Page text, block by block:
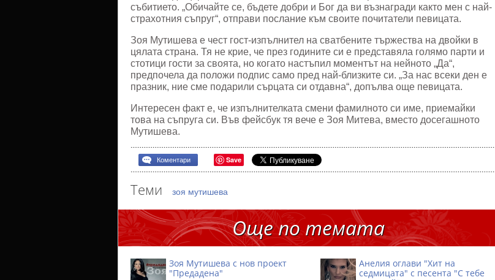
събитието. „Обичайте се, бъдете добри и Бог да ви възнагради както мен с най-
страхотния съпруг“, отправи послание към своите почитатели певицата.
Зоя Мутишева е чест гост-изпълнител на сватбените тържества на двойки в
цялата страна. Тя не крие, че през годините си е представяла голямо парти и
стотици гости за своята, но когато настъпил моментът на нейното „Да“,
предпочела да положи подпис само пред най-близките си. „За нас всеки ден е
празник, ние сме подарили сърцата си отдавна“, допълва още певицата.
Интересен факт е, че изпълнителката смени фамилното си име, приемайки
това на съпруга си. Във фейсбук тя вече е Зоя Митева, вместо досегашното
Мутишева.
Коментари Save
Теми зоя мутишева
Още по темата
Зоя Мутишева с нов проект
"Предадена"
Анелия оглави "Хит на
седмицата" с песента "С тебе